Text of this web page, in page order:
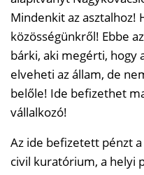
Mindenkit az asztalhoz!
közösségünkről! Ebbe
bárki, aki megérti, hogy
elveheti az állam, de
belőle! Ide befizethet
vállalkozó!
Az ide befizetett pénzt
civil kuratórium, a helyi